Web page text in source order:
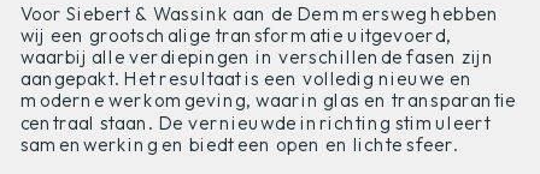
Voor Siebert & Wassink aan de Demmersweg hebben
wij een grootschalige transformatie uitgevoerd,
waarbij alle verdiepingen in verschillende fasen zijn
aangepakt. Het resultaat is een volledig nieuwe en
moderne werkomgeving, waarin glas en transparantie
centraal staan. De vernieuwde inrichting stimuleert
samenwerking en biedt een open en lichte sfeer.